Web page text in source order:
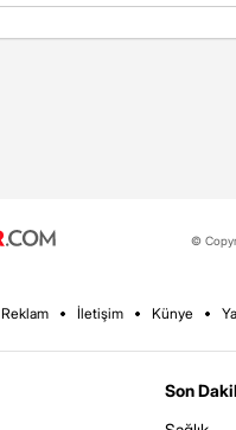
©
Reklam İletişim Künye
Son